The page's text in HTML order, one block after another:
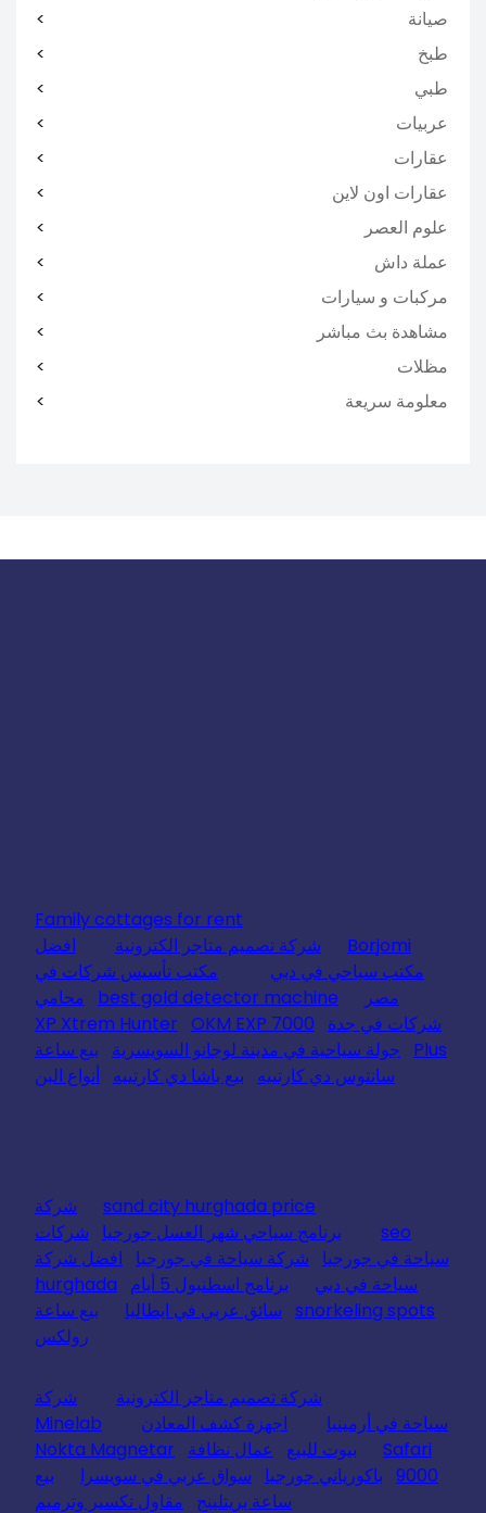
صيانة
طبخ
طبي
عربيات
عقارات
عقارات اون لاين
علوم العصر
عملة داش
مركبات و سيارات
مشاهدة بث مباشر
مظلات
معلومة سريعة
Family cottages for rent
Borjomi
شركة تصميم متاجر الكترونية
افضل
مكتب سياحي في دبي
مكتب تأسيس شركات في
مصر
best gold detector machine
محامي
شركات في جدة
XP Xtrem Hunter OKM EXP 7000
Plus
جولة سياحية في مدينة لوجانو السويسرية
بيع ساعة
سانتوس دي كارتييه
بيع باشا دي كارتييه أنواع البن
sand city hurghada price
شركة
seo
برنامج سياحي شهر العسل جورجيا
شركات
سياحة في جورجيا
شركة سياحة في جورجيا
افضل شركة
سياحة في دبي
برنامج اسطنبول 5 أيام
hurghada
snorkeling spots سائق عربي في ايطاليا
بيع ساعة
رولكس
شركة تصميم متاجر الكترونية
شركة
سياحة في أرمينيا
اجهزة كشف المعادن
Minelab
Safari
بيوت للبيع عمال نظافة Nokta Magnetar
9000 باكورياني جورجيا سواق عربي في سويسرا
بيع
ساعة بريتلينج
مقاول تكسير وترميم